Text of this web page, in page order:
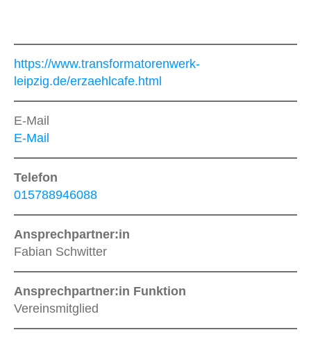
https://www.transformatorenwerk-
leipzig.de/erzaehlcafe.html
E-Mail
E-Mail
Telefon
015788946088
Ansprechpartner:in
Fabian Schwitter
Ansprechpartner:in Funktion
Vereinsmitglied